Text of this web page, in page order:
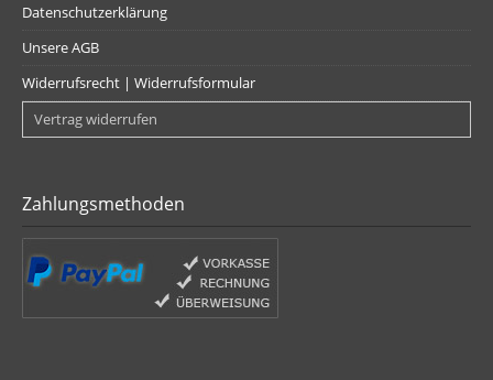
Datenschutzerklärung
Unsere AGB
Widerrufsrecht | Widerrufsformular
Vertrag widerrufen
Zahlungsmethoden